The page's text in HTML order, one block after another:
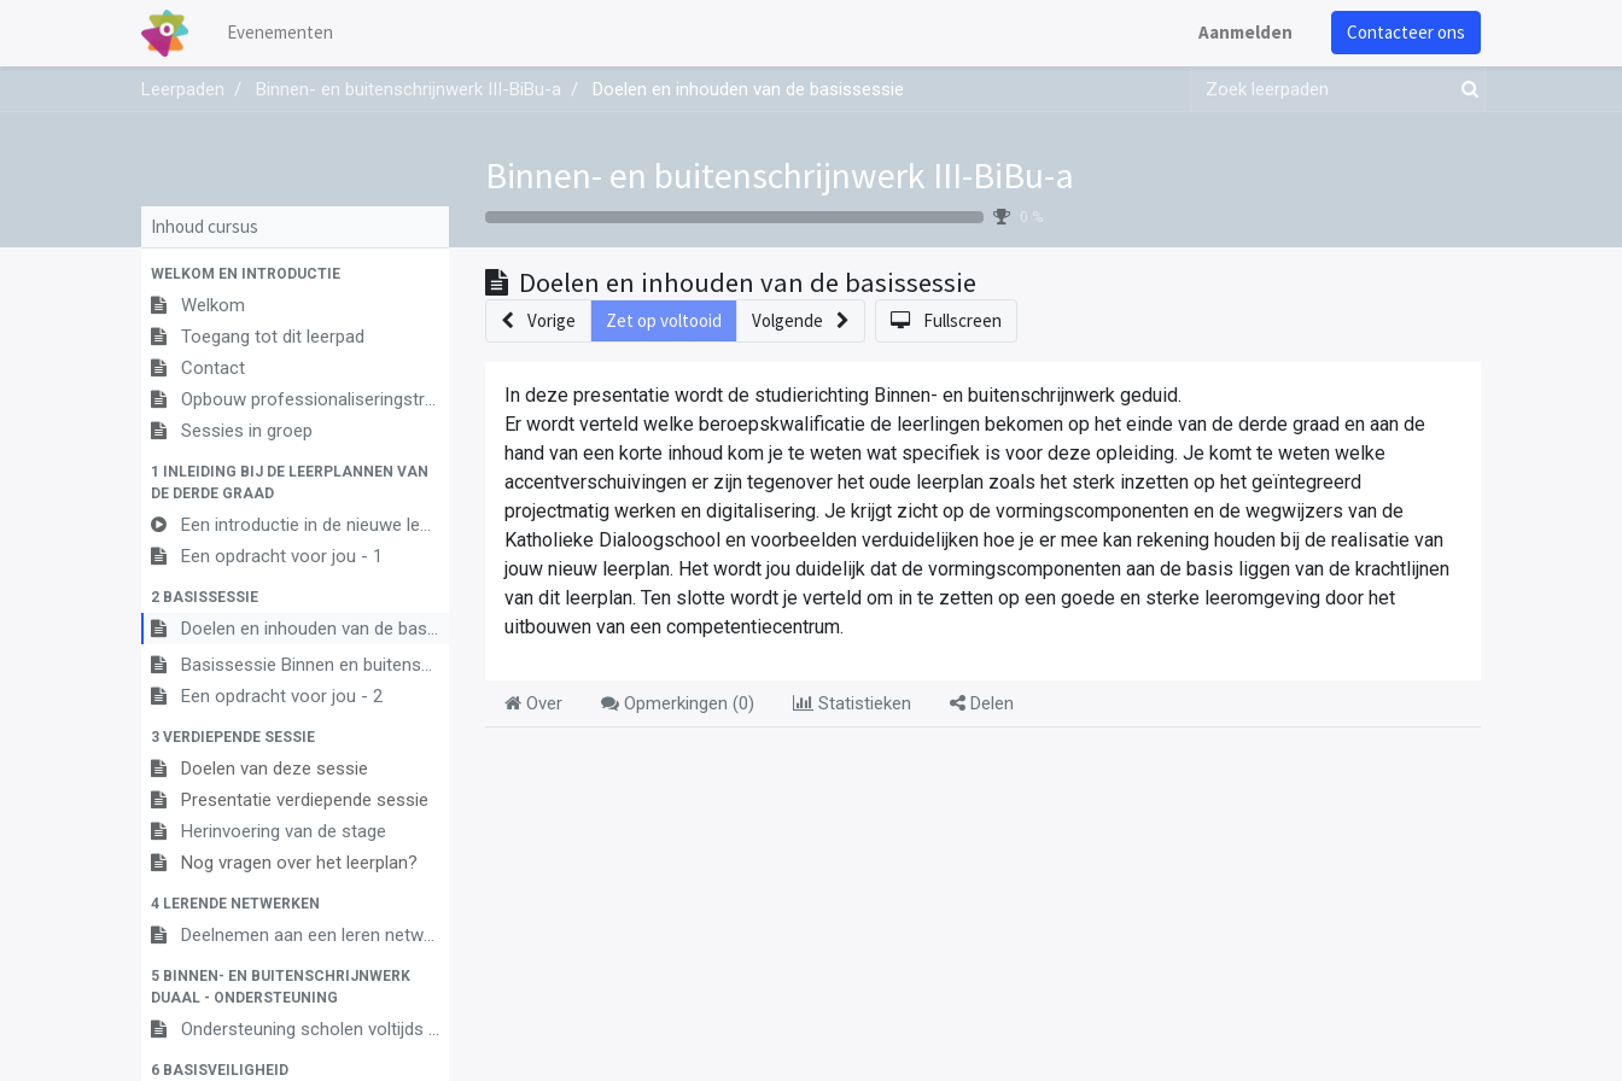
Evenementen Aanmelden Contacteer ons
Leerpaden Binnen- en buitenschrijnwerk III-BiBu-a Doelen en inhouden van de basissessie
Binnen- en buitenschrijnwerk III-BiBu-a
0 %
Inhoud cursus
WELKOM EN INTRODUCTIE
Welkom
Toegang tot dit leerpad
Contact
Opbouw professionaliseringstraject
Sessies in groep
1 INLEIDING BIJ DE LEERPLANNEN VAN
DE DERDE GRAAD
Een introductie in de nieuwe leerplannen van de derde graad
Een opdracht voor jou - 1
2 BASISSESSIE
Doelen en inhouden van de basissessie
Basissessie Binnen en buitenschrijnwerk 3A
Een opdracht voor jou - 2
3 VERDIEPENDE SESSIE
Doelen van deze sessie
Presentatie verdiepende sessie
Herinvoering van de stage
Nog vragen over het leerplan?
4 LERENDE NETWERKEN
Deelnemen aan een leren netwerk
5 BINNEN- EN BUITENSCHRIJNWERK
DUAAL - ONDERSTEUNING
Ondersteuning scholen voltijds onderwijs en centra leren en werken
6 BASISVEILIGHEID
Doelen en inhouden van de basissessie
Vorige Zet op voltooid Volgende Fullscreen
In deze presentatie wordt de studierichting Binnen- en buitenschrijnwerk geduid.
Er wordt verteld welke beroepskwalificatie de leerlingen bekomen op het einde van de derde graad en aan de
hand van een korte inhoud kom je te weten wat specifiek is voor deze opleiding. Je komt te weten welke
accentverschuivingen er zijn tegenover het oude leerplan zoals het sterk inzetten op het geïntegreerd
projectmatig werken en digitalisering. Je krijgt zicht op de vormingscomponenten en de wegwijzers van de
Katholieke Dialoogschool en voorbeelden verduidelijken hoe je er mee kan rekening houden bij de realisatie van
jouw nieuw leerplan. Het wordt jou duidelijk dat de vormingscomponenten aan de basis liggen van de krachtlijnen
van dit leerplan. Ten slotte wordt je verteld om in te zetten op een goede en sterke leeromgeving door het
uitbouwen van een competentiecentrum.
Over Opmerkingen (0) Statistieken Delen